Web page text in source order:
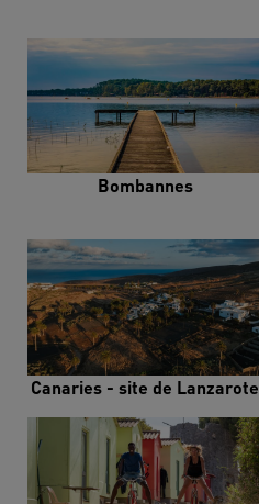
Bombannes
Canaries - site de Lanzarote